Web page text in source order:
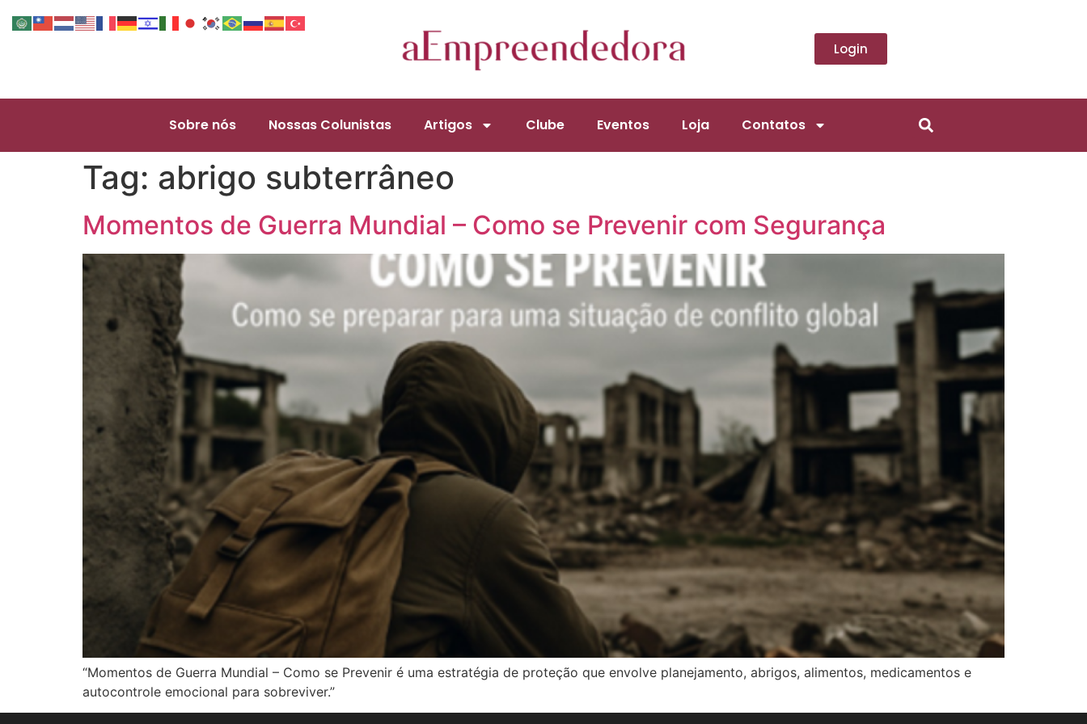
Login
Sobre nós Nossas Colunistas Artigos Clube Eventos Loja Contatos
Tag: abrigo subterrâneo
Momentos de Guerra Mundial – Como se Prevenir com Segurança
“Momentos de Guerra Mundial – Como se Prevenir é uma estratégia de proteção que envolve planejamento, abrigos, alimentos, medicamentos e
autocontrole emocional para sobreviver.”